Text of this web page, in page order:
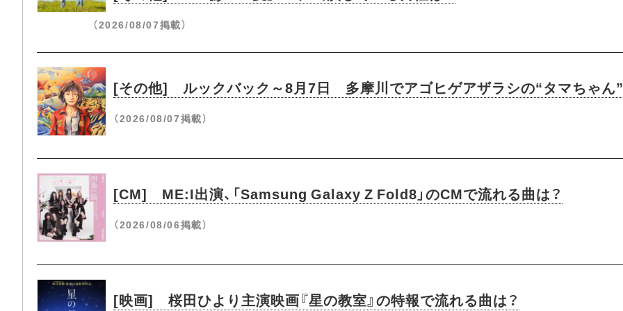
（2026/08/07掲載）
[その他] ルックバック～8月7日 多摩川でアゴヒゲアザラシの“タマちゃん
（2026/08/07掲載）
[CM] ME:I出演、「Samsung Galaxy Z Fold8」のCMで流れる曲は？
（2026/08/06掲載）
[映画] 桜田ひより主演映画『星の教室』の特報で流れる曲は？